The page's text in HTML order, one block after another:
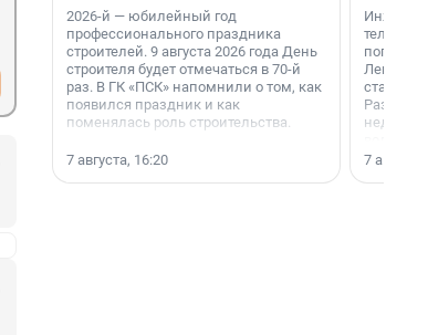
2026-й — юбилейный год
профессионального праздника
строителей. 9 августа 2026 года День
строителя будет отмечаться в 70-й
раз. В ГК «ПСК» напомнили о том, как
появился праздник и как
поменялась роль строительства.
7 августа, 16:20
станции
7